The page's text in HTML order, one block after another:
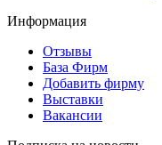
Информация
Отзывы
База Фирм
Добавить фирму
Выставки
Вакансии